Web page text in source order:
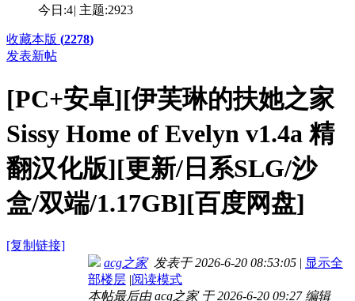
今日:4| 主题:2923
收藏本版 (2278)
发表新帖
[PC+安卓][伊芙琳的扶她之家
Sissy Home of Evelyn v1.4a 精
翻汉化版][更新/日系SLG/沙
盒/双端/1.17GB][百度网盘]
[复制链接]
acg之家发表于 2026-6-20 08:53:05 | 显示全
部楼层 |阅读模式
本帖最后由 acg之家 于 2026-6-20 09:27 编辑